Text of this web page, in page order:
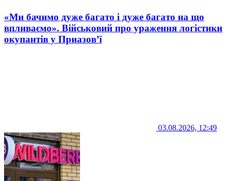
«Ми бачимо дуже багато і дуже багато на що
впливаємо». Військовий про ураження логістики
окупантів у Приазов’ї
03.08.2026, 12:49